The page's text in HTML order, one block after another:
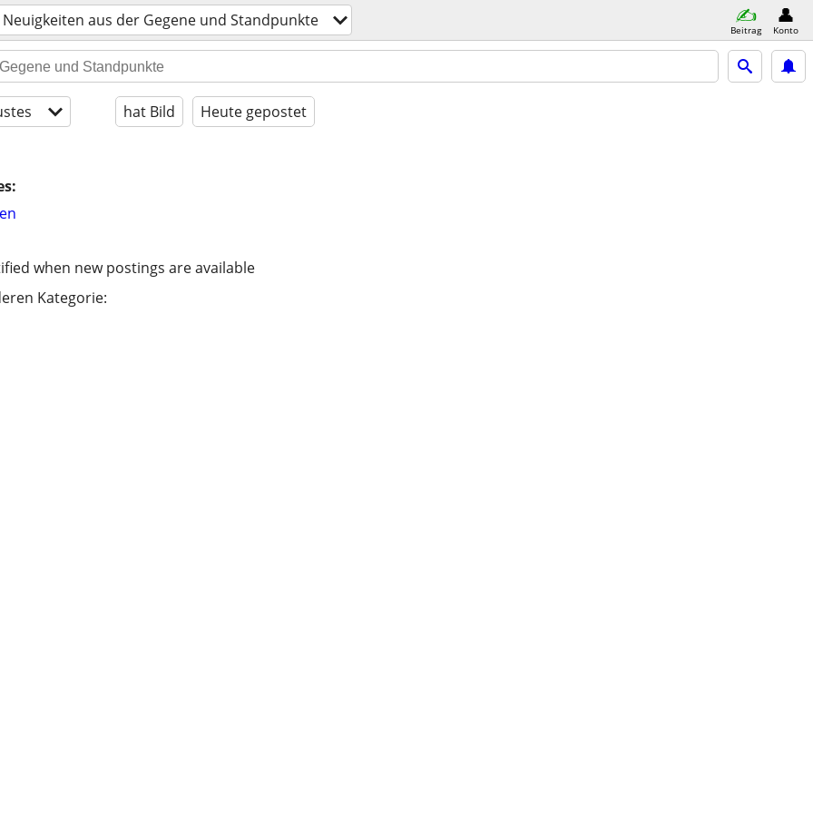
Neuigkeiten aus der Gegene und Standpunkte Beitrag Konto
hat Bild Heute gepostet
when new postings are available
Kategorie: